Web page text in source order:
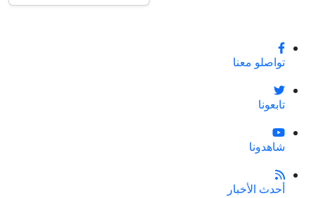
تواصلو معنا
تابعونا
شاهدونا
أحدث الأخبار